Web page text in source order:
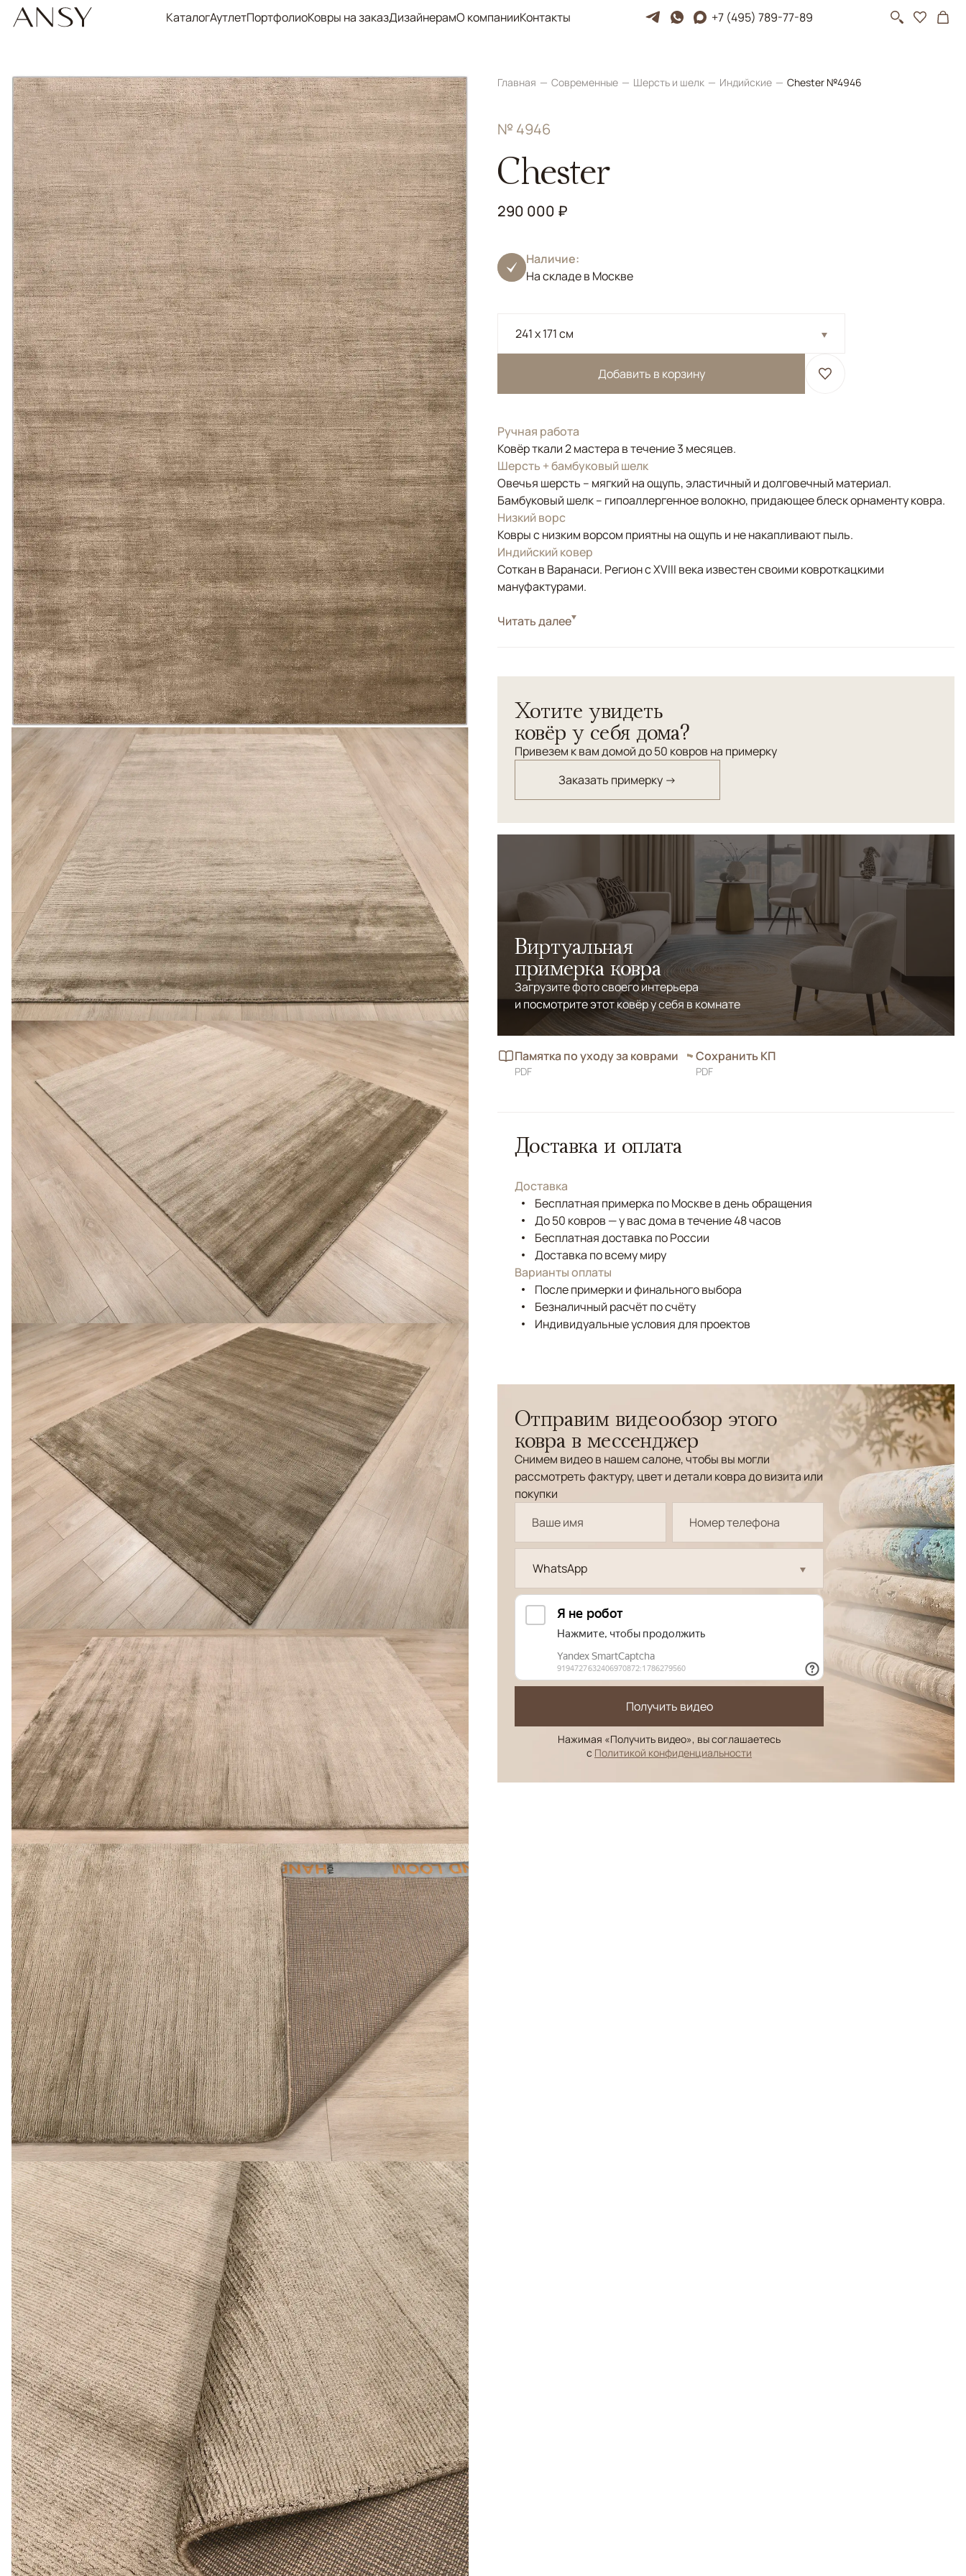
КаталогАутлетПортфолиоКовры на заказДизайнерамО компанииКонтакты +7 (495) 789-77-89
Главная Современные Шерсть и шелк Индийские Chester №4946
№ 4946
Chester
290 000 ₽
Наличие:
На складе в Москве
241 x 171 см
Добавить в корзину
Ручная работа
Ковёр ткали 2 мастера в течение 3 месяцев.
Шерсть + бамбуковый шелк
Овечья шерсть – мягкий на ощупь, эластичный и долговечный материал.
Бамбуковый шелк – гипоаллергенное волокно, придающее блеск орнаменту ковра.
Низкий ворс
Ковры с низким ворсом приятны на ощупь и не накапливают пыль.
Индийский ковер
Соткан в Варанаси. Регион с XVIII века известен своими ковроткацкими
мануфактурами.
СтильСовременные
Читать далее
Хотите увидеть
ковёр у себя дома?
Привезем к вам домой до 50 ковров на примерку
Заказать примерку →
Виртуальная
примерка ковра
Загрузите фото своего интерьера
и посмотрите этот ковёр у себя в комнате
Памятка по уходу за коврами
PDF
Сохранить КП
PDF
Доставка и оплата
Доставка
Бесплатная примерка по Москве в день обращения
До 50 ковров — у вас дома в течение 48 часов
Бесплатная доставка по России
Доставка по всему миру
Варианты оплаты
После примерки и финального выбора
Безналичный расчёт по счёту
Индивидуальные условия для проектов
Отправим видеообзор этого
ковра в мессенджер
Снимем видео в нашем салоне, чтобы вы могли
рассмотреть фактуру, цвет и детали ковра до визита или
покупки
WhatsApp
Получить видео
Нажимая «Получить видео», вы соглашаетесь
с Политикой конфиденциальности